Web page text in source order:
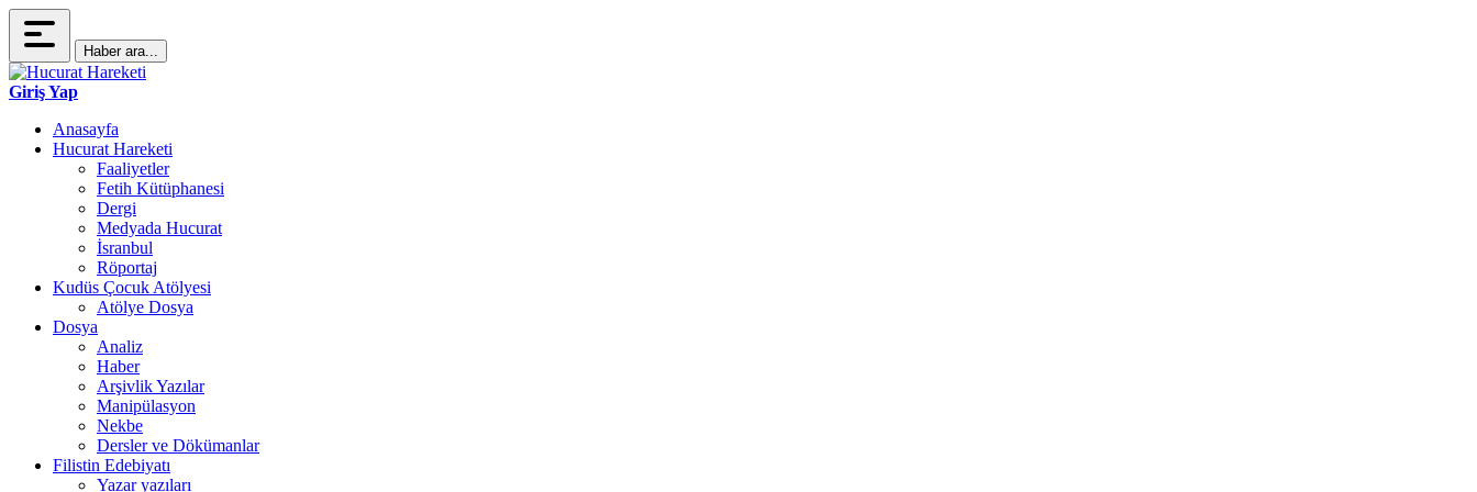
Haber ara...
Giriş Yap
Anasayfa
Hucurat Hareketi
Faaliyetler
Fetih Kütüphanesi
Dergi
Medyada Hucurat
İsranbul
Röportaj
Kudüs Çocuk Atölyesi
Atölye Dosya
Dosya
Analiz
Haber
Arşivlik Yazılar
Manipülasyon
Nekbe
Dersler ve Dökümanlar
Filistin Edebiyatı
Yazar yazıları